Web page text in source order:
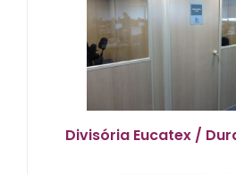
Divisória Eucatex /